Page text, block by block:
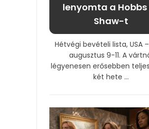
lenyomta a Hobbs
Shaw-t
Hétvégi bevételi lista, USA –
augusztus 9-11. A
légyenesen erősebben
két hete ...